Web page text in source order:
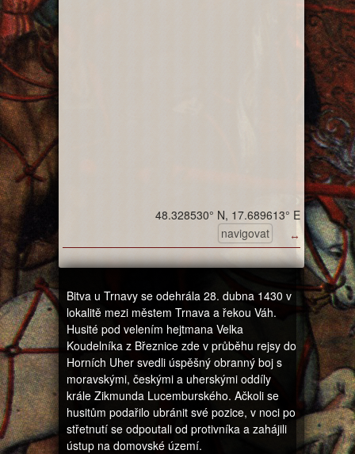
↔
48.328530° N, 17.689613° E
navigovat
Bitva u Trnavy se odehrála 28. dubna 1430 v
lokalitě mezi městem Trnava a řekou Váh.
Husité pod velením hejtmana Velka
Koudelníka z Březnice zde v průběhu rejsy do
Horních Uher svedli úspěšný obranný boj s
moravskými, českými a uherskými oddíly
krále Zikmunda Lucemburského. Ačkoli se
husitům podařilo ubránit své pozice, v noci po
střetnutí se odpoutali od protivníka a zahájili
ústup na domovské území.